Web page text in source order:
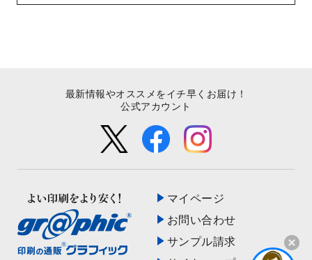
マイページ
お問い合わせ
サンプル請求
最新情報やオススメをイチ早くお届け！
公式アカウント